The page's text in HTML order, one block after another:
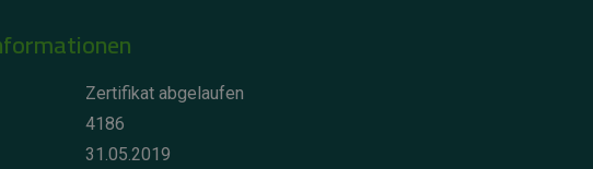
Zertifikat abgelaufen
4186
31.05.2019